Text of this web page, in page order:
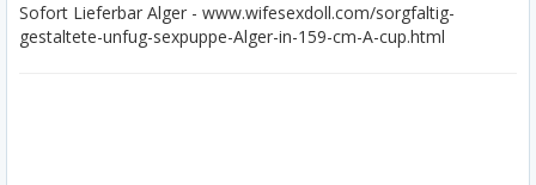
Sofort Lieferbar Alger - www.wifesexdoll.com/sorgfaltig-
gestaltete-unfug-sexpuppe-Alger-in-159-cm-A-cup.html